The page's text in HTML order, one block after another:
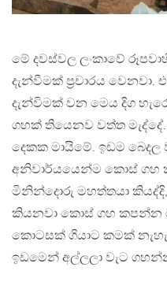
මේ දවස්වල ලංකාවේ
දැන්වීමක් ප‍්‍රචාරය වෙනවා.
දැන්විමක් වන මෙය දිග
ගහක් තියෙනව වත්ත
දෙකක මායිමේ. ඉඩම
අනිවාර්යයෙන්ම කොස් ගහ
මිනින්දොරු මහත්තයා
කියනවා කොස් ගහ කපන්න
කොටසක් ගියාට කමක්
ඉඩමෙන් අල්ලලා වැට